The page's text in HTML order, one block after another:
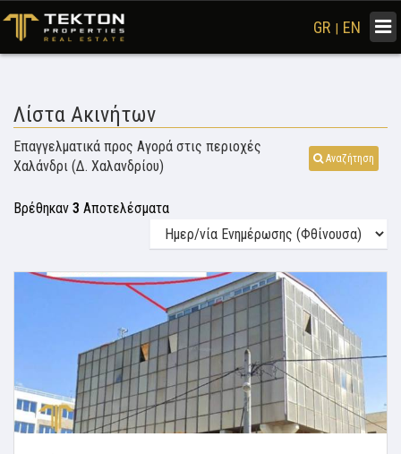
GR | EN
Λίστα Ακινήτων
Αναζήτηση
Επαγγελματικά προς Αγορά στις περιοχές
Χαλάνδρι (Δ. Χαλανδρίου)
Βρέθηκαν 3 Αποτελέσματα